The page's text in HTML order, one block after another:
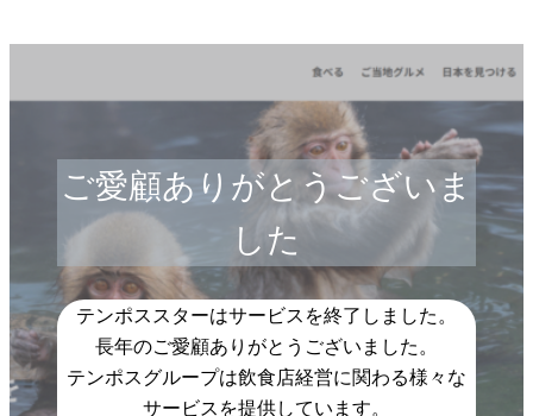
ご愛顧ありがとうございま
した
テンポススターはサービスを終了しました。
長年のご愛顧ありがとうございました。
テンポスグループは飲食店経営に関わる様々な
サービスを提供しています。